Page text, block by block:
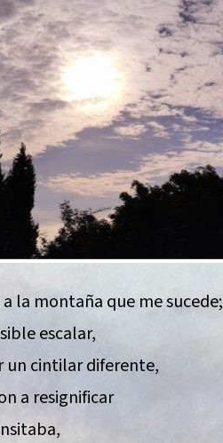
la montaña que me sucede;
escalar,
un cintilar diferente,
a resignificar